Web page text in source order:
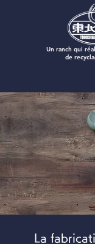
​Un ranch qui
de
La